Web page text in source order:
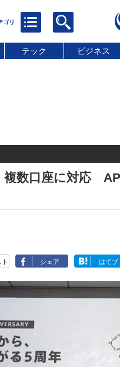
テック ビジネス
複数口座に対応
ト シェア はてブ